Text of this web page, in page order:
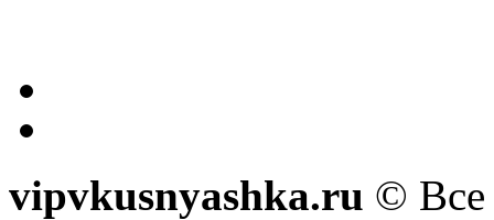
vipvkusnyashka.ru © Все